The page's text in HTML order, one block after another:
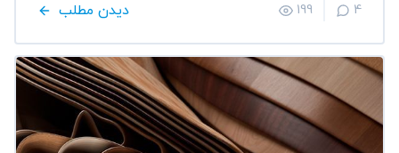
دیدن مطلب 199 4